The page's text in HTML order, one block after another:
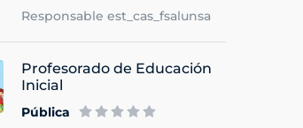
Responsable est_cas_fsalunsa
Profesorado de Educación
Inicial
Pública